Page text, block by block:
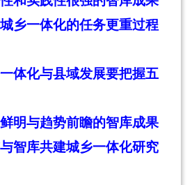
乡一体化的任务更重过程
体化与县域发展要把握五
明与趋势前瞻的智库成果
智库共建城乡一体化研究